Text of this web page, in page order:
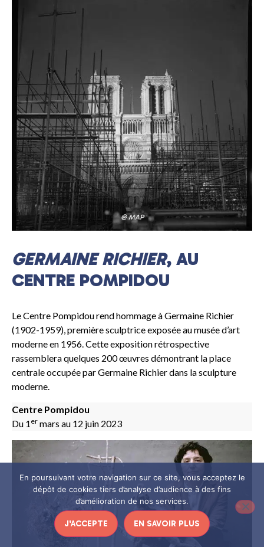
@ MAP
GERMAINE RICHIER, AU
CENTRE POMPIDOU
Le Centre Pompidou rend hommage à Germaine Richier
(1902-1959), première sculptrice exposée au musée d’art
moderne en 1956. Cette exposition rétrospective
rassemblera quelques 200 œuvres démontrant la place
centrale occupée par Germaine Richier dans la sculpture
moderne.
Centre Pompidou
Du 1 er mars au 12 juin 2023
En poursuivant votre navigation sur ce site, vous acceptez le
dépôt de cookies tiers d’analyse d’audience à des fins
d’amélioration de nos services.
J'ACCEPTE EN SAVOIR PLUS